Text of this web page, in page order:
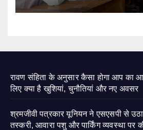
रावण संहिता के अनुसार कैसा होगा आप
लिए क्या है खुशियां, चुनौतियां और नए अवसर
श्रमजीवी पत्रकार यूनियन ने एसएसपी से
तस्करी, आवारा पशु और पार्किंग व्यवस्था पर